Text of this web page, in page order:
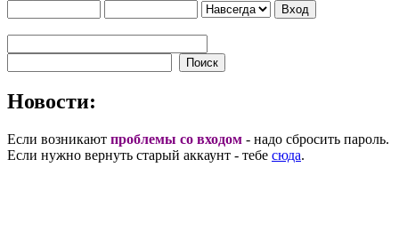
Новости:
Если возникают проблемы со входом - надо сбросить пароль.
Если нужно вернуть старый аккаунт - тебе сюда.